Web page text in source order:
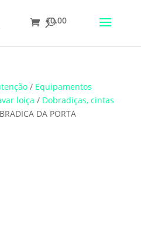
€0.00
/ Equipamentos
loiça / Dobradiças, cintas
DA PORTA